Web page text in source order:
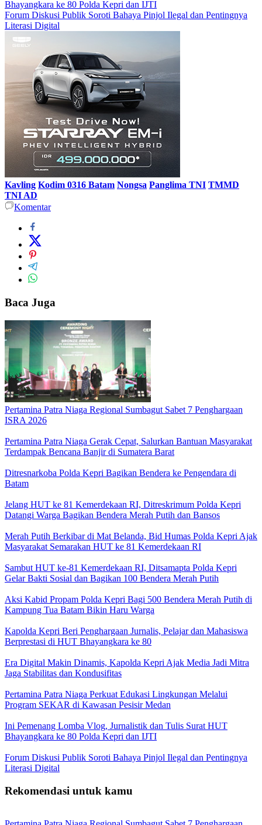
Bhayangkara ke 80 Polda Kepri dan IJTI
Forum Diskusi Publik Soroti Bahaya Pinjol Ilegal dan Pentingnya
Literasi Digital
Kavling Kodim 0316 Batam Nongsa Panglima TNI TMMD
TNI AD
Komentar
Baca Juga
Pertamina Patra Niaga Regional Sumbagut Sabet 7 Penghargaan
ISRA 2026
Pertamina Patra Niaga Gerak Cepat, Salurkan Bantuan Masyarakat
Terdampak Bencana Banjir di Sumatera Barat
Ditresnarkoba Polda Kepri Bagikan Bendera ke Pengendara di
Batam
Jelang HUT ke 81 Kemerdekaan RI, Ditreskrimum Polda Kepri
Datangi Warga Bagikan Bendera Merah Putih dan Bansos
Merah Putih Berkibar di Mat Belanda, Bid Humas Polda Kepri Ajak
Masyarakat Semarakan HUT ke 81 Kemerdekaan RI
Sambut HUT ke-81 Kemerdekaan RI, Ditsamapta Polda Kepri
Gelar Bakti Sosial dan Bagikan 100 Bendera Merah Putih
Aksi Kabid Propam Polda Kepri Bagi 500 Bendera Merah Putih di
Kampung Tua Batam Bikin Haru Warga
Kapolda Kepri Beri Penghargaan Jurnalis, Pelajar dan Mahasiswa
Berprestasi di HUT Bhayangkara ke 80
Era Digital Makin Dinamis, Kapolda Kepri Ajak Media Jadi Mitra
Jaga Stabilitas dan Kondusifitas
Pertamina Patra Niaga Perkuat Edukasi Lingkungan Melalui
Program SEKAR di Kawasan Pesisir Medan
Ini Pemenang Lomba Vlog, Jurnalistik dan Tulis Surat HUT
Bhayangkara ke 80 Polda Kepri dan IJTI
Forum Diskusi Publik Soroti Bahaya Pinjol Ilegal dan Pentingnya
Literasi Digital
Rekomendasi untuk kamu